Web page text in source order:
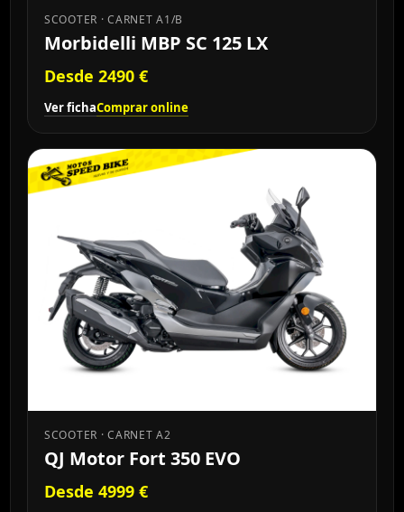
SCOOTER · CARNET A1/B
Morbidelli MBP SC 125 LX
Desde 2490 €
Ver fichaComprar online
SCOOTER · CARNET A2
QJ Motor Fort 350 EVO
Desde 4999 €